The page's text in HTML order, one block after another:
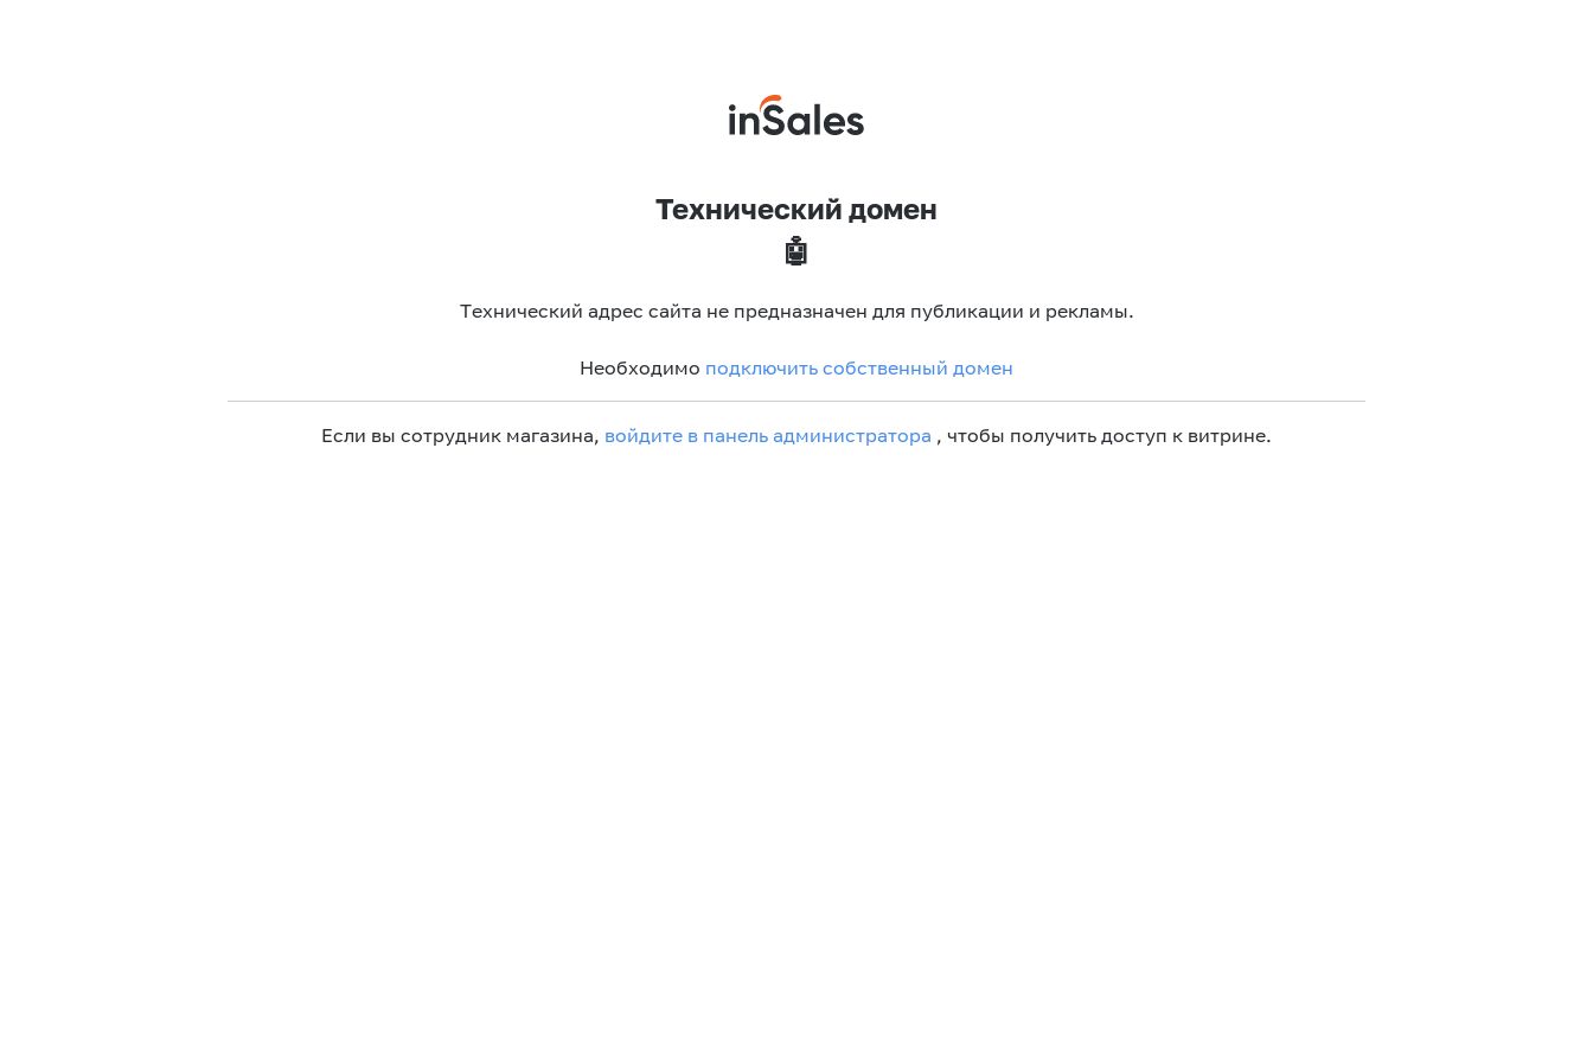
Технический домен
🤖
Технический адрес сайта не предназначен для публикации и рекламы.
Необходимо подключить собственный домен
Если вы сотрудник магазина, войдите в панель администратора , чтобы получить доступ к витрине.